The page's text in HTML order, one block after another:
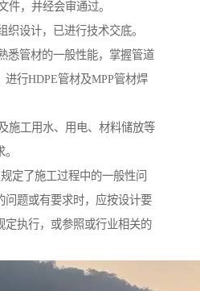
件，并经会审通过。
织设计，已进行技术交底。
悉管材的一般性能，掌握管道
行HDPE管材及MPP管材焊
施工用水、用电、材料储放等
定了施工过程中的一般性问
问题或有要求时，应按设计要
定执行，或参照或行业相关的